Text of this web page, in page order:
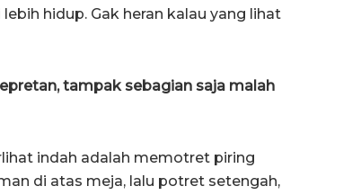
hidup. Gak heran kalau yang lihat
tampak sebagian saja malah
indah adalah memotret piring
di atas meja, lalu potret setengah,